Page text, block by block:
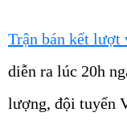
Trận bán kết lượt
diễn ra lúc 20h
lượng, đội tuyển